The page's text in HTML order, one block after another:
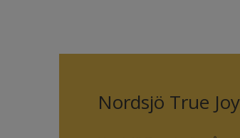
Nordsjö True Joy